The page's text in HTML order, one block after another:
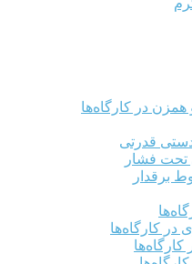
همزن در کارگاه‌ها
دستی قدرتی
تحت فشار
برقدار
در کارگاه‌ها